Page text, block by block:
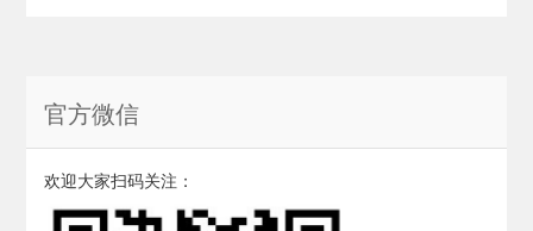
官方微信
欢迎大家扫码关注：